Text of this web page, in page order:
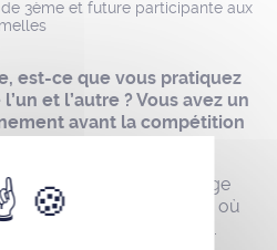
3ème et future participante aux
est-ce que vous pratiquez
et l’autre ? Vous avez un
avant la compétition
:Je fais du foot depuis l’âge
en Espagne, à Valence, où
je joue avec le SHOC.